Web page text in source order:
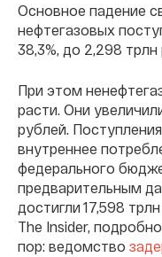
Основное падение
нефтегазовых
38,3%, до 2,298 трлн
При этом
расти. Они
рублей.
внутреннее
федерального
предварительным
достигли 17,598
The Insider,
пор: ведомство